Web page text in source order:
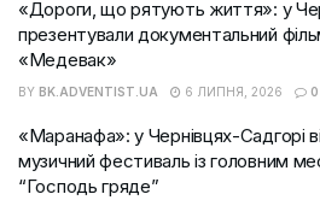
«Дороги, що рятують життя»: у
презентували документальний
«Медевак»
BY BK.ADVENTIST.UA 6 ЛИПНЯ, 2026 0
«Маранафа»: у Чернівцях-Садгорі
музичний фестиваль із головним
“Господь гряде”